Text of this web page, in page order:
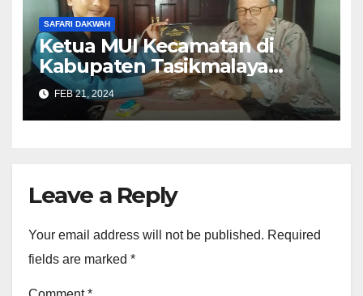
SAFARI DAKWAH
Ketua MUI Kecamatan di
Kabupaten Tasikmalaya
Belum Mengetahui Mimpi
Muhammad Qasim?
FEB 21, 2024
Leave a Reply
Your email address will not be published. Required
fields are marked *